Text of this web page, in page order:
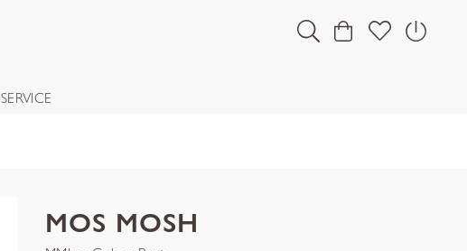
SERVICE
MOS MOSH